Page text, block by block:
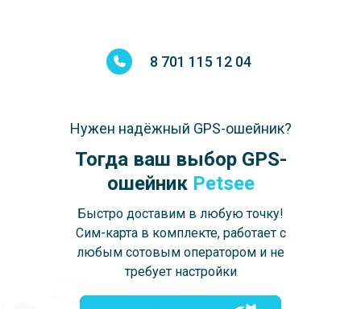
Нужен надёжный GPS-ошейник?
Быстро доставим в любую точку!
Сим-карта в комплекте, работает с
любым сотовым оператором и не
требует настройки
Тогда ваш выбор GPS-
ошейник Petsee
8 701 115 12 04